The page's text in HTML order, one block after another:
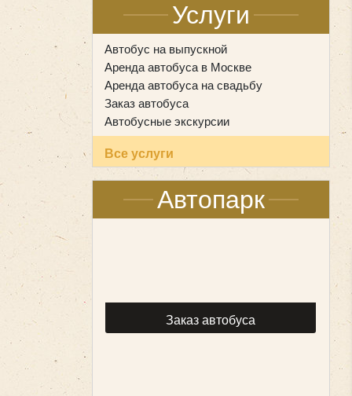
Услуги
Автобус на выпускной
Аренда автобуса в Москве
Аренда автобуса на свадьбу
Заказ автобуса
Автобусные экскурсии
Все услуги
Автопарк
Заказ автобуса